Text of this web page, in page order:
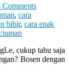
Comments
, cara
bibir, cara enak
cukup tahu saja
Bosen dengan